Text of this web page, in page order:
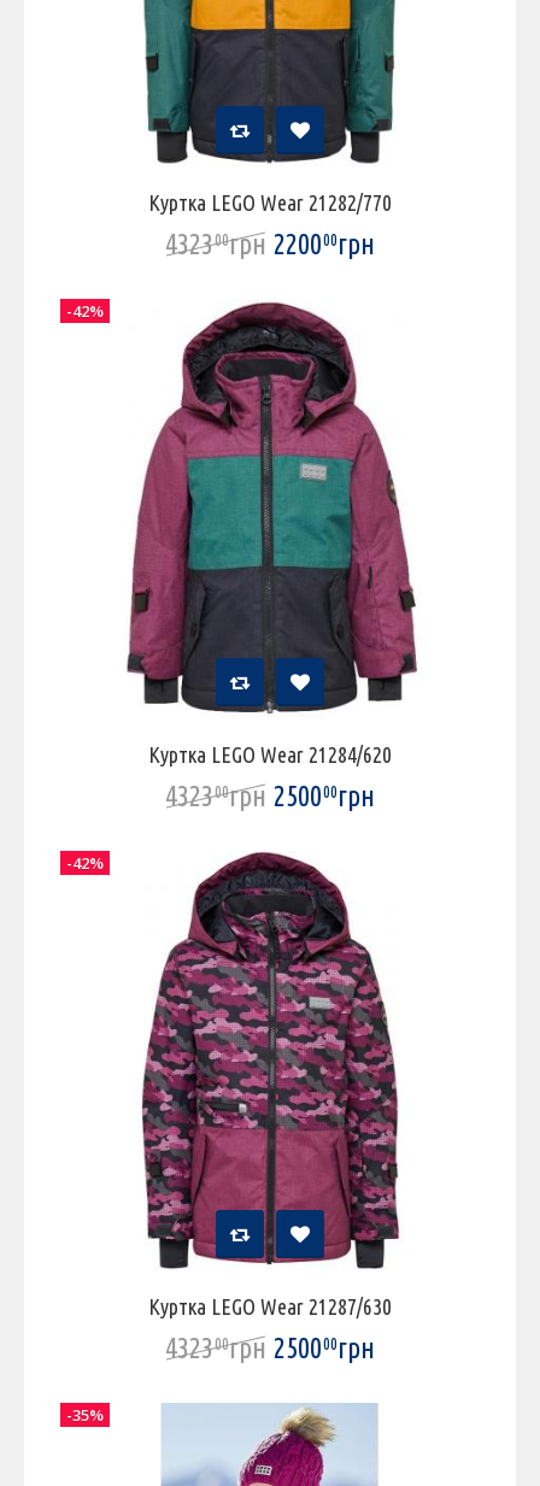
Куртка LEGO Wear 21282/770
432300грн 220000грн
Куртка LEGO Wear 21284/620
432300грн 250000грн
-42%
Куртка LEGO Wear 21287/630
432300грн 250000грн
-42%
-35%